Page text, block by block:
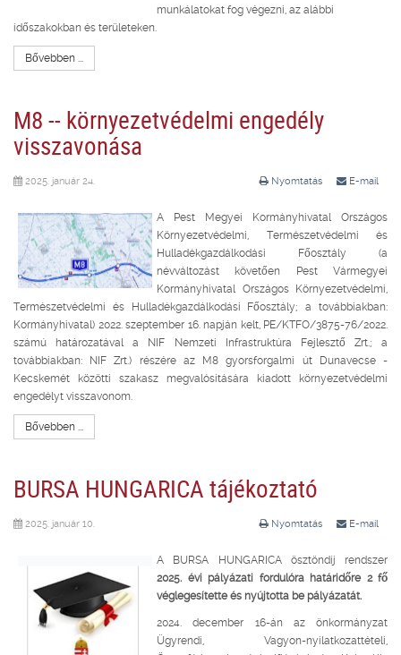
munkálatokat fog végezni, az alábbi
időszakokban és területeken.
Bővebben ...
M8 -- környezetvédelmi engedély
visszavonása
Nyomtatás E-mail
2025. január 24.
A Pest Megyei Kormányhivatal Országos
Környezetvédelmi, Természetvédelmi és
Hulladékgazdálkodási Főosztály (a
névváltozást követően Pest Vármegyei
Kormányhivatal Országos Környezetvédelmi,
Természetvédelmi és Hulladékgazdálkodási Főosztály; a továbbiakban:
Kormányhivatal) 2022. szeptember 16. napján kelt, PE/KTFO/3875-76/2022.
számú határozatával a NIF Nemzeti Infrastruktúra Fejlesztő Zrt.; a
továbbiakban: NIF Zrt.) részére az M8 gyorsforgalmi út Dunavecse -
Kecskemét közötti szakasz megvalósítására kiadott környezetvédelmi
engedélyt visszavonom.
Bővebben ...
BURSA HUNGARICA tájékoztató
Nyomtatás E-mail
2025. január 10.
A BURSA HUNGARICA ösztöndíj rendszer
2025. évi pályázati fordulóra határidőre 2 fő
véglegesítette és nyújtotta be pályázatát.
2024. december 16-án az önkormányzat
Ügyrendi, Vagyon-nyilatkozattételi,